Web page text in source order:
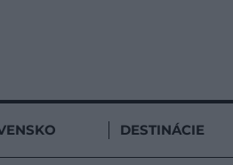
DESTINÁCIE